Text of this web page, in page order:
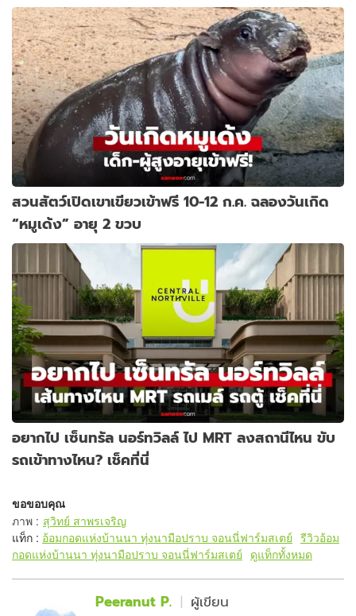
สวนสัตว์เปิดเขาเขียวเข้าฟรี 10-12 ก.ค. ฉลองวันเกิด
“หมูเด้ง” อายุ 2 ขวบ
อยากไป เซ็นทรัล นอร์ทวิลล์ ไป MRT ลงสถานีไหน ขับ
รถเข้าทางไหน? เช็คที่นี่
ขอขอบคุณ
ภาพ : สุวิทย์ สาพรเจริญ
แท็ก : อ้อมกอดแห่งบ้านนา ทุ่งนามือปราบ จอนนี่ฟาร์มสเตย์ รีวิวอ้อม
กอดแห่งบ้านนา ทุ่งนามือปราบ จอนนี่ฟาร์มสเตย์ ดูแท็กทั้งหมด
Peeranut P. ผู้เขียน